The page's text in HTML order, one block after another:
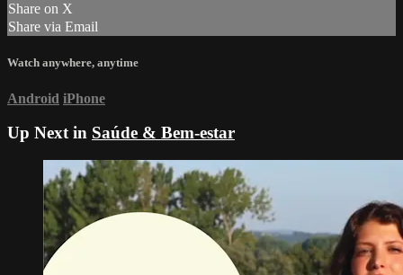
Share on X
Share via Email
Watch anywhere, anytime
Android iPhone
Up Next in Saúde & Bem-estar